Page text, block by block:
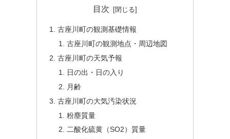
目次
古座川町の観測基礎情報
古座川町の観測地点・周辺地図
古座川町の天気予報
日の出・日の入り
月齢
古座川町の大気汚染状況
粉塵質量
二酸化硫黄（SO2）質量